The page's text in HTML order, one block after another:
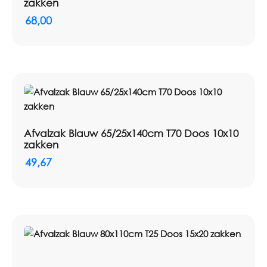
zakken
68,00
Afvalzak Blauw 65/25x140cm T70 Doos 10x10
zakken
49,67